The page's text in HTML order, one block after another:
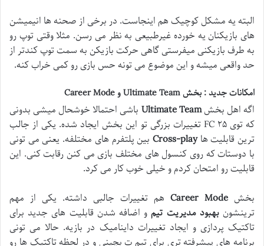
البته یه مشکل کوچیک هم اینجاست. در برخی از صحنه ها انیمیشن
های بازیکنان یه خورده غیرطبیعی به نظر می رسن. مثلا وقتی توپ رو
به طرف بازیکنی میفرستی گاهی حرکت بازیکن به سمت توپ کندتر از
حد واقعی میشه و این موضوع می تونه حس بازی رو کمی خراب کنه.
امکانات جدید : بخش و
اگه اهل بخشUltimate Team باشی احتمالا خوشحال میشی بدونی
که توی FC ۲۵ تغییرات بزرگی تو این بخش ایجاد شده. یکی از جالب
ترین قابلیت هاCross-play بین پلتفرم های مختلفه. یعنی می تونی
با دوستات که روی کنسول های مختلف بازی می کنن رقابت کنی. این
قابلیت رو امتحان کردم و خیلی خوب کار می کرد.
بخش Career Mode هم تغییرات جالبی داشته. یکی از مهم
ترینشونبهبود مدیریت تیمو اضافه شدن قابلیت های جدید برای
تاکتیک پردازی و ایجاد تغییرات داینامیک در بازیه. حالا می تونی
برنامه های پیشرفته تری برای تیم ت بچینی و در لحظه تاکتیک ها رو